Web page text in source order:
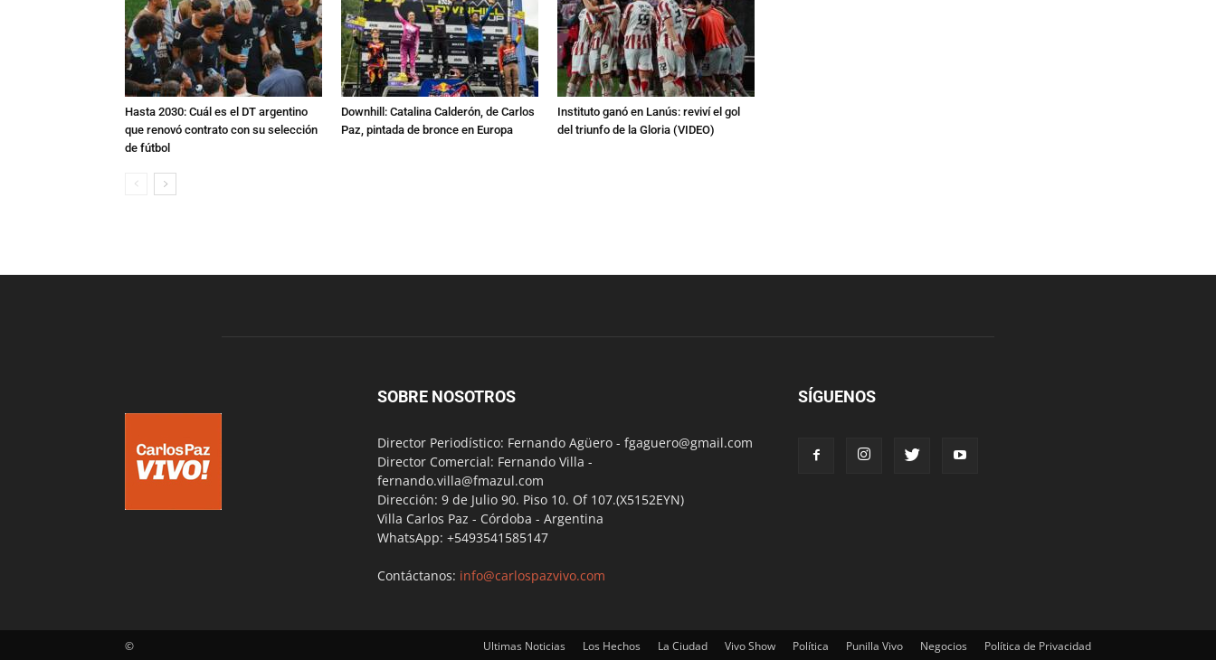
Hasta 2030: Cuál es el DT argentino
que renovó contrato con su selección
de fútbol
Downhill: Catalina Calderón, de Carlos
Paz, pintada de bronce en Europa
Instituto ganó en Lanús: reviví el gol
del triunfo de la Gloria (VIDEO)
SOBRE NOSOTROS
Director Periodístico: Fernando Agüero - fgaguero@gmail.com
Director Comercial: Fernando Villa -
fernando.villa@fmazul.com
Dirección: 9 de Julio 90. Piso 10. Of 107.(X5152EYN)
Villa Carlos Paz - Córdoba - Argentina
WhatsApp: +5493541585147
Contáctanos: info@carlospazvivo.com
SÍGUENOS
Ultimas Noticias Los Hechos La Ciudad Vivo Show Política Punilla Vivo Negocios Política de Privacidad
©